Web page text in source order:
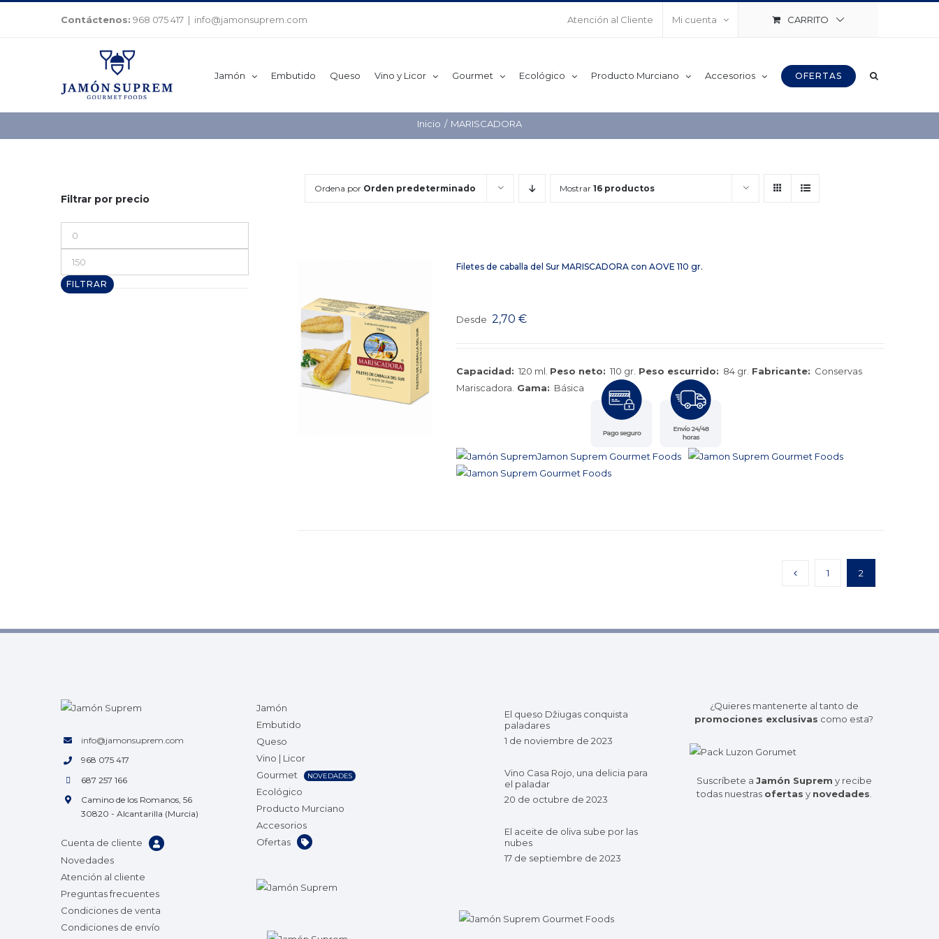
Contáctenos: 968 075 417 | info@jamonsuprem.com Atención al Cliente Mi cuenta CARRITO
Jamón Embutido Queso Vino y Licor Gourmet Ecológico Producto Murciano Accesorios OFERTAS
Inicio MARISCADORA
Ordena por Orden predeterminado Mostrar16 productos
Filetes de caballa del Sur MARISCADORA con AOVE 110 gr.
Desde 2,70 €
Capacidad: 120 ml. Peso neto: 110 gr. Peso escurrido: 84 gr. Fabricante: Conservas
Mariscadora. Gama: Básica
1 2
Filtrar por precio
mínimo
máximo
FILTRAR
info@jamonsuprem.com
968 075 417
687 257 166
Camino de los Romanos, 56
30820 - Alcantarilla (Murcia)
Cuenta de cliente
Novedades
Atención al cliente
Preguntas frecuentes
Condiciones de venta
Condiciones de envío
Jamón
Embutido
Queso
Vino | Licor
Gourmet
NOVEDADES
Ecológico
Producto Murciano
Accesorios
Ofertas
El queso Džiugas conquista
paladares
1 de noviembre de 2023
Vino Casa Rojo, una delicia para
el paladar
20 de octubre de 2023
El aceite de oliva sube por las
nubes
17 de septiembre de 2023
¿Quieres mantenerte al tanto de
promociones exclusivas como esta?
Suscríbete a Jamón Suprem y recibe
todas nuestras ofertas y novedades